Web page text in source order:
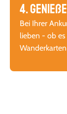
4.
Bei Ihrer
lieben - ob